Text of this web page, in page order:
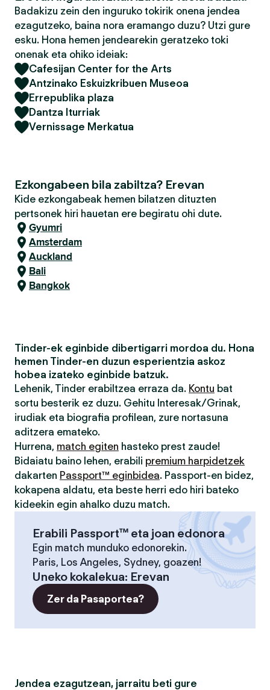
Badakizu zein den inguruko tokirik onena jendea
ezagutzeko, baina nora eramango duzu? Utzi gure
esku. Hona hemen jendearekin geratzeko toki
onenak eta ohiko ideiak:
Cafesijan Center for the Arts
Antzinako Eskuizkribuen Museoa
Errepublika plaza
Dantza Iturriak
Vernissage Merkatua
Ezkongabeen bila zabiltza? Erevan
Kide ezkongabeak hemen bilatzen dituzten
pertsonek hiri hauetan ere begiratu ohi dute.
Gyumri
Amsterdam
Auckland
Bali
Bangkok
Tinder-ek eginbide dibertigarri mordoa du. Hona
hemen Tinder-en duzun esperientzia askoz
hobea izateko eginbide batzuk.
Lehenik, Tinder erabiltzea erraza da. Kontu bat
sortu besterik ez duzu. Gehitu Interesak/Grinak,
irudiak eta biografia profilean, zure nortasuna
aditzera emateko.
Hurrena, match egiten hasteko prest zaude!
Bidaiatu baino lehen, erabili premium harpidetzek
dakarten Passport™ eginbidea. Passport-en bidez,
kokapena aldatu, eta beste herri edo hiri bateko
kideekin egin ahalko duzu match.
Erabili Passport™ eta joan edonora
Egin match munduko edonorekin.
Paris, Los Angeles, Sydney, goazen!
Uneko kokalekua: Erevan
Zer da Pasaportea?
Jendea ezagutzean, jarraitu beti gure